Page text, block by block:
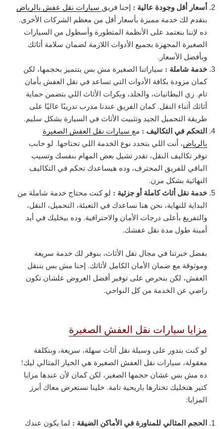
أسعار أقل وجودة عالية : إحنا فريق سيارات نقل عفش بالرياض
بنقدم لك خدمة مميزة بأسعار أقل من معظم الشركات الأخرى.
ده لإننا بنعتمد على الأنظمة المتطورة وأسطول من السيارات
الصغيرة المجهزة بجميع الأدوات اللازمة لضمان سلامة أثاثك
وبأفضل الأسعار.
خدمة شاملة : سياراتنا الصغيرة مش بس بتتميز بحجمها، لكن
كمان مزودة بكافة الأدوات التي تساعد في نقل العفش بأمان
تام. زي البطانيات، والجلد، وبكرات الأثاث اللي بتضمن حماية
أثاثك أثناء النقل. كمان الفريق عندنا مدرب تدريبًا عاليًا على
طريقة التحميل الجيد وتثبيت الأثاث في السيارة بشكل سليم.
التحكم في التكاليف : مع سيارات نقل العفش الصغيرة
بالرياض، أنت اللي بتحدد نوع الخدمة اللي تحتاجها. لو حابب
توفر تكاليف النقل، تقدر تشيل بعض المهام بنفسك وتسيب
الباقي للفريق المحترف، وده هيساعدك تحكم في التكاليف
النهائية بشكل مرن.
خدمة نقل أثاث كاملة أو جزئية : لو كنت محتاج خدمة شاملة من
البداية للنهاية، نحن هنا نساعدك في التعبئة، التحميل، النقل،
والتفريغ بأعلى درجات الأمان والاحترافية. وده بيخليك في أيد
أمينة طول مدة نقل عفشك.
بفضل خبرتنا في مجال نقل الأثاث، بنوفر لك خدمة سريعة
وموثوقة مع ضمان الأمان الكامل لأثاثك. إحنا مش بس بننقل
العفش، لكن بنحرص على توفير أفضل العروض علشان تكون
راضي عن الخدمة من كل النواحي.
مزايا سيارات نقل العفش الصغيرة
لو كنت بتدور على وسيلة نقل أثاث سهلة، سريعة، وبتكلفة
معقولة، سيارات نقل العفش الصغيرة هي الخيار المثالي ليك!
ده مش بس عشان حجمها الصغير، لكن كمان لأن عندها مزايا
كتير هتخليك تختارها باريحية تامة. خلينا نستعرض معاك أبرز
المزايا:
الحجم المثالي للمناورة في الأماكن الضيقة : لما يكون عندك